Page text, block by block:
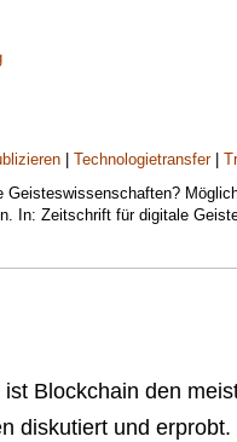
Technologietransfer|
In: Zeitschrift für digitale
Blockchain den
diskutiert und